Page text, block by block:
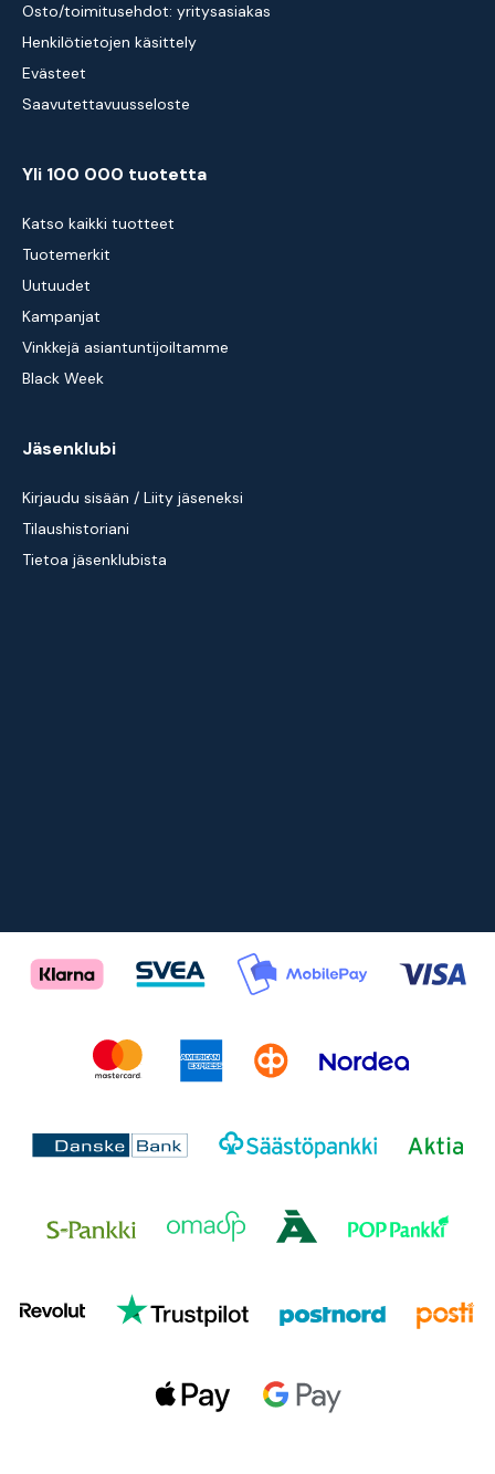
Osto/toimitusehdot: yritysasiakas
Henkilötietojen käsittely
Evästeet
Saavutettavuusseloste
Yli 100 000 tuotetta
Katso kaikki tuotteet
Tuotemerkit
Uutuudet
Kampanjat
Vinkkejä asiantuntijoiltamme
Black Week
Jäsenklubi
Kirjaudu sisään / Liity jäseneksi
Tilaushistoriani
Tietoa jäsenklubista